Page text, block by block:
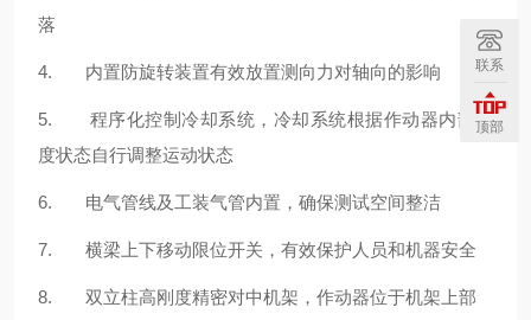
落
4. 内置防旋转装置有效放置测向力对轴向的影响
5. 程序化控制冷却系统，冷却系统根据作动器内部温
度状态自行调整运动状态
6. 电气管线及工装气管内置，确保测试空间整洁
7. 横梁上下移动限位开关，有效保护人员和机器安全
8. 双立柱高刚度精密对中机架，作动器位于机架上部
联系
顶部